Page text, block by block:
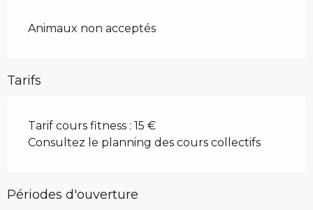
Animaux non acceptés
Tarifs
Tarif cours fitness : 15 €
Consultez le planning des cours collectifs
Périodes d'ouverture